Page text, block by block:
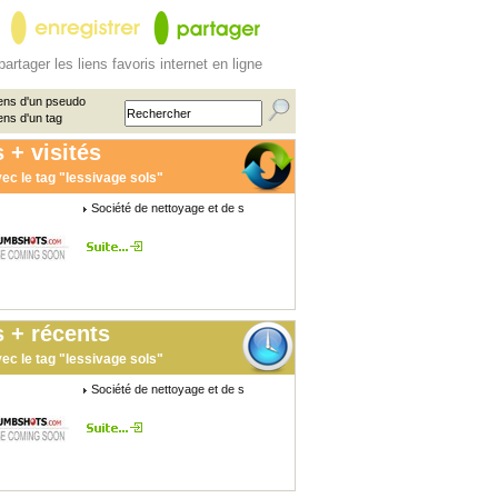
les liens favoris internet en ligne
d'un pseudo
d'un tag
+ visités
le tag "lessivage sols"
Société de nettoyage et de s
+ récents
le tag "lessivage sols"
Société de nettoyage et de s